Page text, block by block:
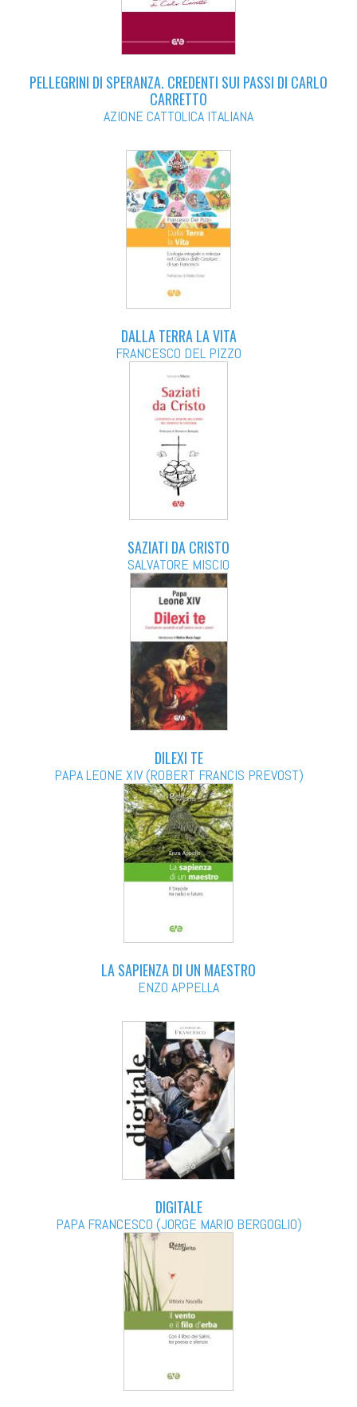
PELLEGRINI DI SPERANZA. CREDENTI SUI PASSI DI CARLO
CARRETTO
AZIONE CATTOLICA ITALIANA
DALLA TERRA LA VITA
FRANCESCO DEL PIZZO
SAZIATI DA CRISTO
SALVATORE MISCIO
DILEXI TE
PAPA LEONE XIV (ROBERT FRANCIS PREVOST)
LA SAPIENZA DI UN MAESTRO
ENZO APPELLA
DIGITALE
PAPA FRANCESCO (JORGE MARIO BERGOGLIO)